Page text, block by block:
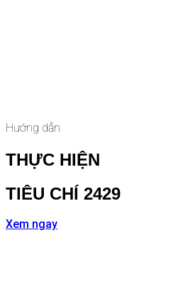
Hướng dẫn
THỰC HIỆN
TIÊU CHÍ 2429
Xem ngay